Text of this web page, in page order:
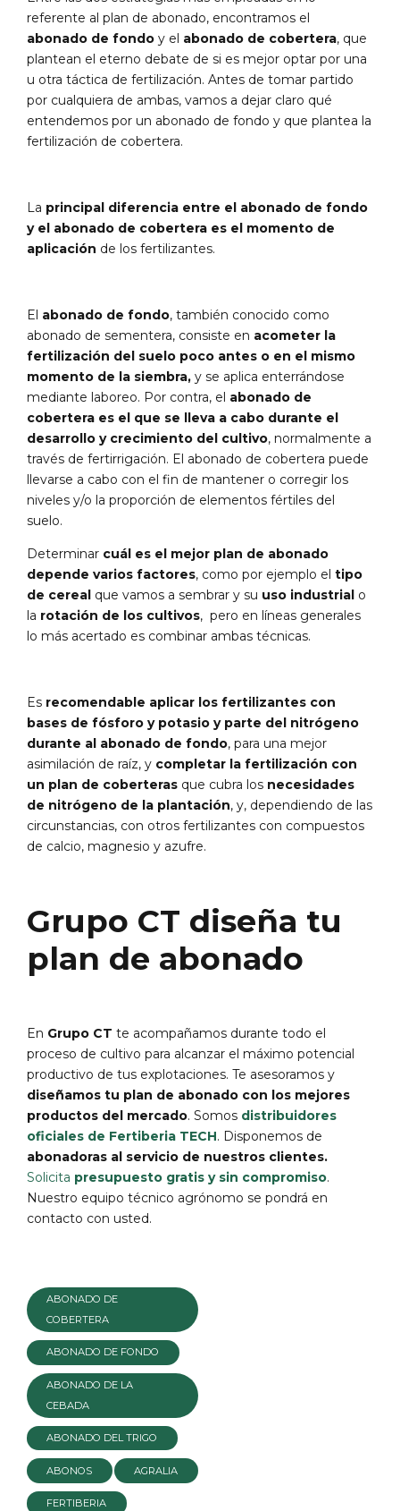
referente al plan de abonado, encontramos el
abonado de fondo y el abonado de cobertera, que
plantean el eterno debate de si es mejor optar por una
u otra táctica de fertilización. Antes de tomar partido
por cualquiera de ambas, vamos a dejar claro qué
entendemos por un abonado de fondo y que plantea la
fertilización de cobertera.
La principal diferencia entre el abonado de fondo
y el abonado de cobertera es el momento de
aplicación de los fertilizantes.
El abonado de fondo, también conocido como
abonado de sementera, consiste en acometer la
fertilización del suelo poco antes o en el mismo
momento de la siembra, y se aplica enterrándose
mediante laboreo. Por contra, el abonado de
cobertera es el que se lleva a cabo durante el
desarrollo y crecimiento del cultivo, normalmente a
través de fertirrigación. El abonado de cobertera puede
llevarse a cabo con el fin de mantener o corregir los
niveles y/o la proporción de elementos fértiles del
suelo.
Determinar cuál es el mejor plan de abonado
depende varios factores, como por ejemplo el tipo
de cereal que vamos a sembrar y su uso industrial o
la rotación de los cultivos, pero en líneas generales
lo más acertado es combinar ambas técnicas.
Es recomendable aplicar los fertilizantes con
bases de fósforo y potasio y parte del nitrógeno
durante al abonado de fondo, para una mejor
asimilación de raíz, y completar la fertilización con
un plan de coberteras que cubra los necesidades
de nitrógeno de la plantación, y, dependiendo de las
circunstancias, con otros fertilizantes con compuestos
de calcio, magnesio y azufre.
Grupo CT diseña tu
plan de abonado
En Grupo CT te acompañamos durante todo el
proceso de cultivo para alcanzar el máximo potencial
productivo de tus explotaciones. Te asesoramos y
diseñamos tu plan de abonado con los mejores
productos del mercado. Somos distribuidores
oficiales de Fertiberia TECH. Disponemos de
abonadoras al servicio de nuestros clientes.
Solicita presupuesto gratis y sin compromiso.
Nuestro equipo técnico agrónomo se pondrá en
contacto con usted.
ABONADO DE
COBERTERA
ABONADO DE FONDO
ABONADO DE LA
CEBADA
ABONADO DEL TRIGO
ABONOS AGRALIA
FERTIBERIA